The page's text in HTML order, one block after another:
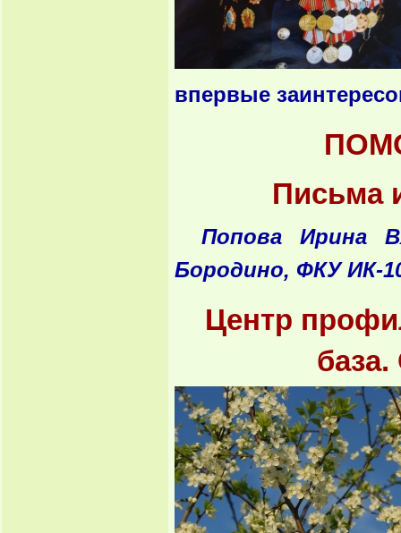
впервые
Письма
Попова Ирина
Бородино, ФКУ ИК-
Центр
база.